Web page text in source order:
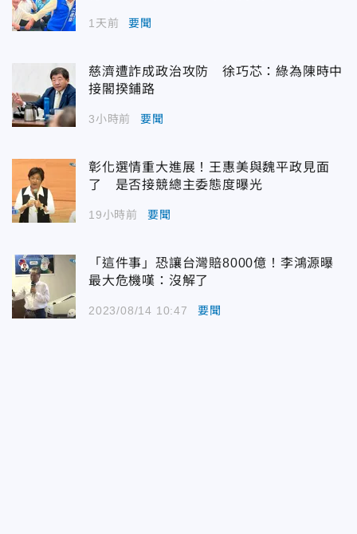
1天前 要聞
慈濟遭詐成政治攻防 徐巧芯：綠為陳時中
接閣揆鋪路
3小時前 要聞
彰化選情重大進展！王惠美與魏平政見面
了 是否接競總主委態度曝光
19小時前 要聞
「這件事」恐讓台灣賠8000億！李鴻源曝
最大危機嘆：沒解了
2023/08/14 10:47 要聞